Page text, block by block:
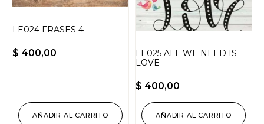
LE024 FRASES 4
$ 400,00
AÑADIR AL CARRITO
LE025 ALL WE NEED IS
LOVE
$ 400,00
AÑADIR AL CARRITO